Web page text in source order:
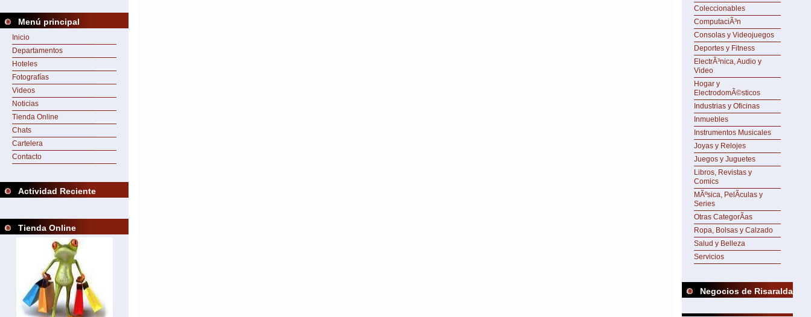
Menú principal
Inicio
Departamentos
Hoteles
Fotografías
Videos
Noticias
Tienda Online
Chats
Cartelera
Contacto
Actividad Reciente
Tienda Online
Coleccionables
ComputaciÃ³n
Consolas y Videojuegos
Deportes y Fitness
ElectrÃ³nica, Audio y
Video
Hogar y
ElectrodomÃ©sticos
Industrias y Oficinas
Inmuebles
Instrumentos Musicales
Joyas y Relojes
Juegos y Juguetes
Libros, Revistas y
Comics
MÃºsica, PelÃ­culas y
Series
Otras CategorÃ­as
Ropa, Bolsas y Calzado
Salud y Belleza
Servicios
Negocios de Risaralda